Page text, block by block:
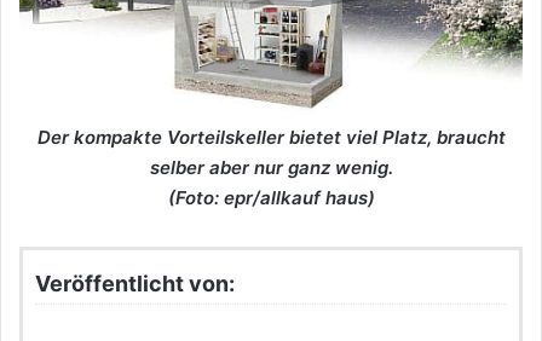
Der kompakte Vorteilskeller bietet viel Platz, braucht
selber aber nur ganz wenig.
(Foto: epr/allkauf haus)
Veröffentlicht von: